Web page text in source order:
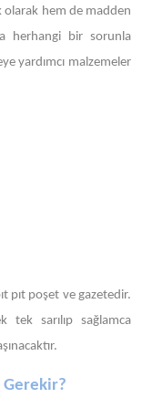
olarak hem de madden
herhangi bir sorunla
yardımcı malzemeler
pıt poşet ve gazetedir.
sarılıp sağlamca
Gerekir?